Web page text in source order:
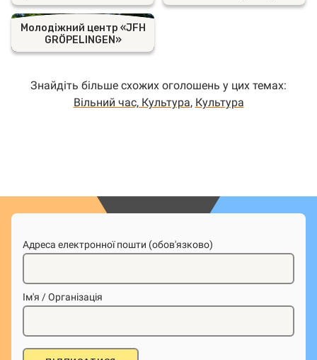
Молодіжний центр «JFH
GRÖPELINGEN»
Знайдіть більше схожих оголошень у цих темах:
Вільний час, Культура, Культура
Адреса електронної пошти (обов'язково)
Ім'я / Організація